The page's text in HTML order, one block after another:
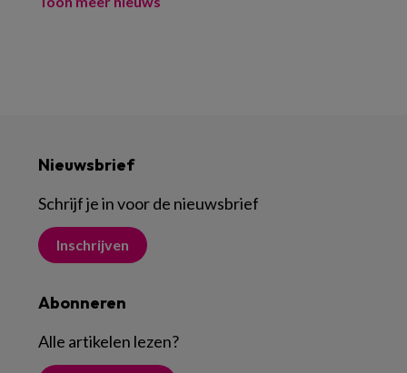
Nieuwsbrief
Schrijf je in voor de nieuwsbrief
Inschrijven
Abonneren
Alle artikelen lezen?